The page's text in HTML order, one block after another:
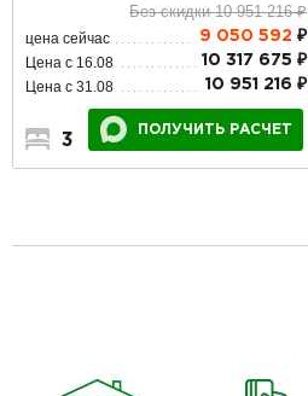
Без скидки 10 951 216 ₽
цена сейчас 9 050 592 ₽
Цена с 16.08 10 317 675 ₽
Цена с 31.08 10 951 216 ₽
3
ПОЛУЧИТЬ РАСЧЕТ